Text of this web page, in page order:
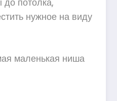
нужное на виду
маленькая ниша